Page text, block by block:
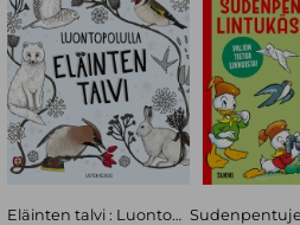
Eläinten talvi : Luontopolulla